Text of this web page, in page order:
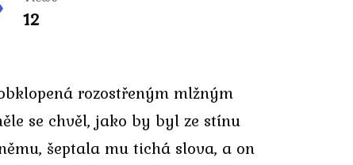
12
rozostřeným mlžným
se chvěl, jako by byl ze stínu
šeptala mu tichá slova, a on